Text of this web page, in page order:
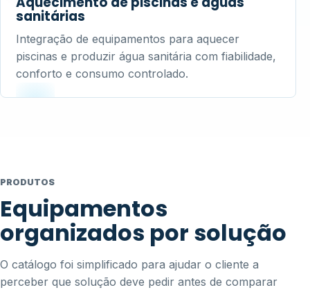
sanitárias
Integração de equipamentos para aquecer
piscinas e produzir água sanitária com fiabilidade,
conforto e consumo controlado.
PRODUTOS
Equipamentos
organizados por solução
O catálogo foi simplificado para ajudar o cliente a
perceber que solução deve pedir antes de comparar